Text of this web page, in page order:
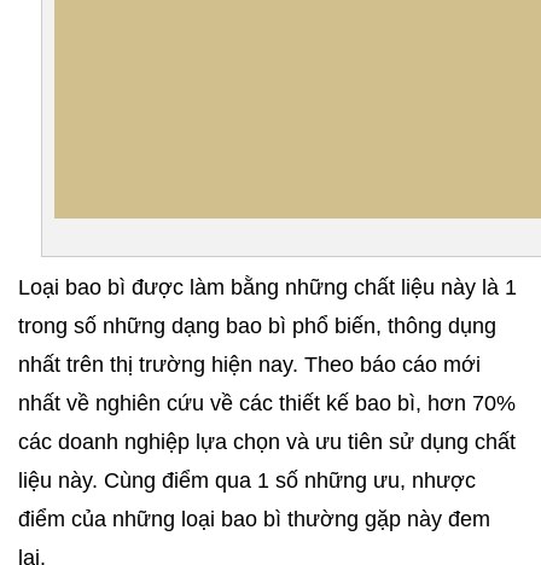
Loại bao bì được làm bằng những chất liệu này là 1
trong số những dạng bao bì phổ biến, thông dụng
nhất trên thị trường hiện nay. Theo báo cáo mới
nhất về nghiên cứu về các thiết kế bao bì, hơn 70%
các doanh nghiệp lựa chọn và ưu tiên sử dụng chất
liệu này. Cùng điểm qua 1 số những ưu, nhược
điểm của những loại bao bì thường gặp này đem
lại.